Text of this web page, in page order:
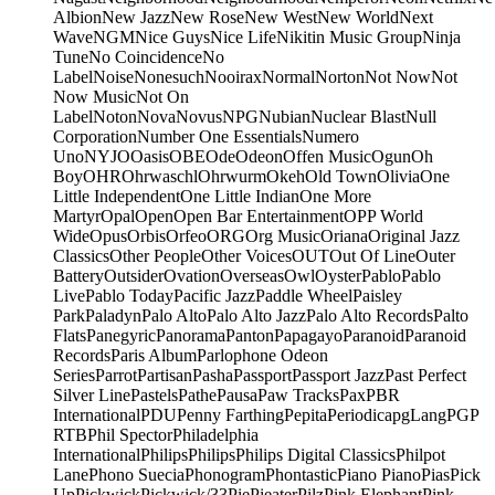
AlbionNew JazzNew RoseNew WestNew WorldNext
WaveNGMNice GuysNice LifeNikitin Music GroupNinja
TuneNo CoincidenceNo
LabelNoiseNonesuchNooiraxNormalNortonNot NowNot
Now MusicNot On
LabelNotonNovaNovusNPGNubianNuclear BlastNull
CorporationNumber One EssentialsNumero
UnoNYJOOasisOBEOdeOdeonOffen MusicOgunOh
BoyOHROhrwaschlOhrwurmOkehOld TownOliviaOne
Little IndependentOne Little IndianOne More
MartyrOpalOpenOpen Bar EntertainmentOPP World
WideOpusOrbisOrfeoORGOrg MusicOrianaOriginal Jazz
ClassicsOther PeopleOther VoicesOUTOut Of LineOuter
BatteryOutsiderOvationOverseasOwlOysterPabloPablo
LivePablo TodayPacific JazzPaddle WheelPaisley
ParkPaladynPalo AltoPalo Alto JazzPalo Alto RecordsPalto
FlatsPanegyricPanoramaPantonPapagayoParanoidParanoid
RecordsParis AlbumParlophone Odeon
SeriesParrotPartisanPashaPassportPassport JazzPast Perfect
Silver LinePastelsPathePausaPaw TracksPaxPBR
InternationalPDUPenny FarthingPepitaPeriodicapgLangPGP
RTBPhil SpectorPhiladelphia
InternationalPhilipsPhilipsPhilips Digital ClassicsPhilpot
LanePhono SueciaPhonogramPhontasticPiano PianoPiasPick